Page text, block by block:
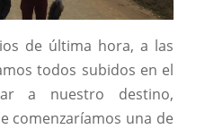
de última hora, a las
todos subidos en el
a nuestro destino,
comenzaríamos una de